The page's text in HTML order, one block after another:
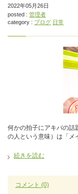
2022年05月26日
posted : 管理者
category : ブログ 日常
何かの拍子にアキバの話
の人という意味）は「メ
続きを読む
コメント (0)